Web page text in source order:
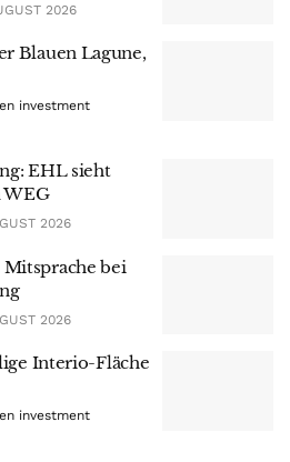
2026
Blauen Lagune,
investment
EHL sieht
WEG
2026
bei
2026
Interio-Fläche
investment